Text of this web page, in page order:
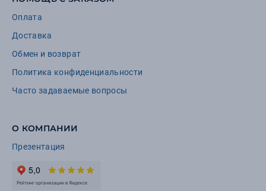
Оплата
Доставка
Обмен и возврат
Политика конфиденциальности
Часто задаваемые вопросы
О КОМПАНИИ
Презентация